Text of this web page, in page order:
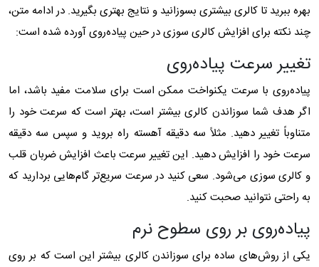
بهره ببرید تا کالری بیشتری بسوزانید و نتایج بهتری بگیرید. در ادامه متن،
چند نکته برای افزایش کالری سوزی در حین پیاده‌روی آورده شده است:
تغییر سرعت پیاده‌روی
پیاده‌روی با سرعت یکنواخت ممکن است برای سلامت مفید باشد، اما
اگر هدف شما سوزاندن کالری بیشتر است، بهتر است که سرعت خود را
متناوباً تغییر دهید. مثلاً سه دقیقه آهسته راه بروید و سپس سه دقیقه
سرعت خود را افزایش دهید. این تغییر سرعت باعث افزایش ضربان قلب
و کالری سوزی می‌شود. سعی کنید در سرعت سریع‌تر گام‌هایی بردارید که
به راحتی نتوانید صحبت کنید.
پیاده‌روی بر روی سطوح نرم
یکی از روش‌های ساده برای سوزاندن کالری بیشتر این است که بر روی